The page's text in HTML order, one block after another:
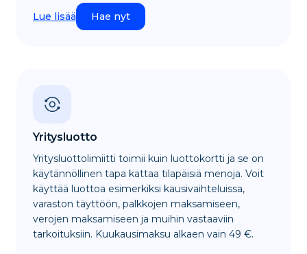
Lue lisää Hae nyt
Yritysluotto
Yritysluottolimiitti toimii kuin luottokortti ja se on
käytännöllinen tapa kattaa tilapäisiä menoja. Voit
käyttää luottoa esimerkiksi kausivaihteluissa,
varaston täyttöön, palkkojen maksamiseen,
verojen maksamiseen ja muihin vastaaviin
tarkoituksiin. Kuukausimaksu alkaen vain 49 €.